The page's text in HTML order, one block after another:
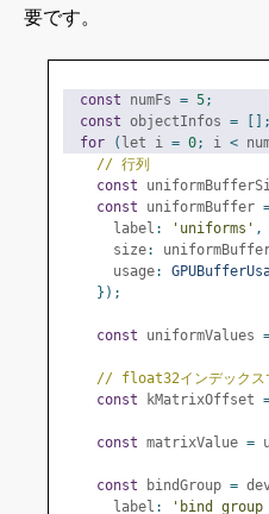
要です。
const numFs = 5;
const objectInfos =
[];
for
( let i = 0; i <
// 行列
const
const uniformBuffer
      label
: 'uniforms' ,
      size
:
      usage
:
});
const uniformValues
// float32インデックスで
const kMatrixOffset
const matrixValue =
const bindGroup =
      label
: 'bind